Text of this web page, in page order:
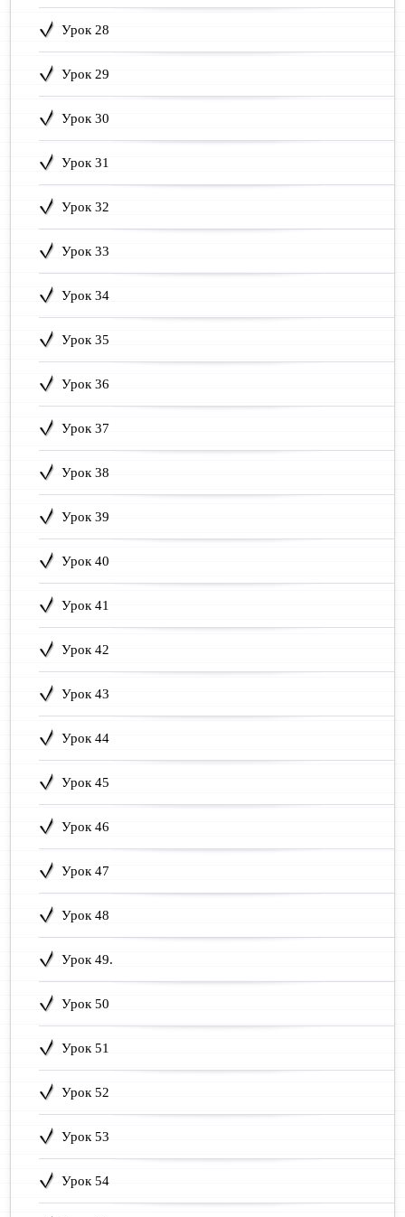
Урок 28
Урок 29
Урок 30
Урок 31
Урок 32
Урок 33
Урок 34
Урок 35
Урок 36
Урок 37
Урок 38
Урок 39
Урок 40
Урок 41
Урок 42
Урок 43
Урок 44
Урок 45
Урок 46
Урок 47
Урок 48
Урок 49.
Урок 50
Урок 51
Урок 52
Урок 53
Урок 54